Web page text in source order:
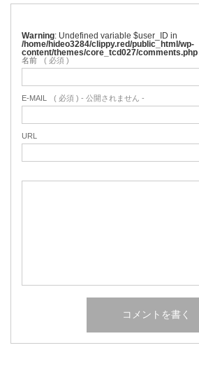
Warning : Undefined variable $user_ID in
/home/hideo3284/clippy.red/public_html/wp-
content/themes/core_tcd027/comments.php
名前 ( 必須 )
E-MAIL ( 必須 ) - 公開されません -
URL